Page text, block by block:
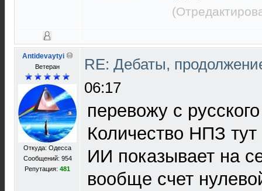
Antidevaytyi
Ветеран
Откуда: Одесса
Сообщений: 954
Репутация: 481
RE: Дебаты,
06:17
перевожу с
Количество НПЗ
ИИ показывает на
вообще счет